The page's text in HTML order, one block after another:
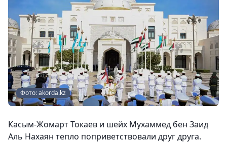
Фото: akorda.kz
Касым-Жомарт Токаев и шейх Мухаммед бен Заид
Аль Нахаян тепло поприветствовали друг друга.